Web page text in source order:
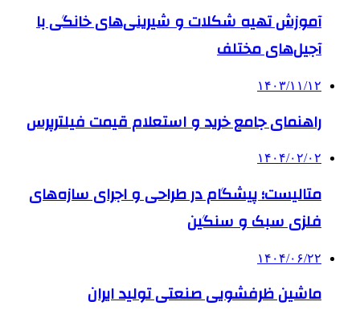
آموزش تهیه شکلات و شیرینی‌های خانگی با
آجیل‌های مختلف
۱۴۰۳/۱۱/۱۲
راهنمای جامع خرید و استعلام قیمت فیلترپرس
۱۴۰۴/۰۲/۰۲
متالیست؛ پیشگام در طراحی و اجرای سازه‌های
فلزی سبک و سنگین
۱۴۰۴/۰۶/۲۲
ماشین ظرفشویی صنعتی تولید ایران